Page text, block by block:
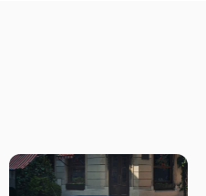
44 litros.